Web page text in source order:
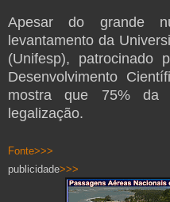
Apesar do grande
levantamento da
(Unifesp), patrocinado
Desenvolvimento
mostra que 75% da
legalização.
Fonte>>>
publicidade>>>